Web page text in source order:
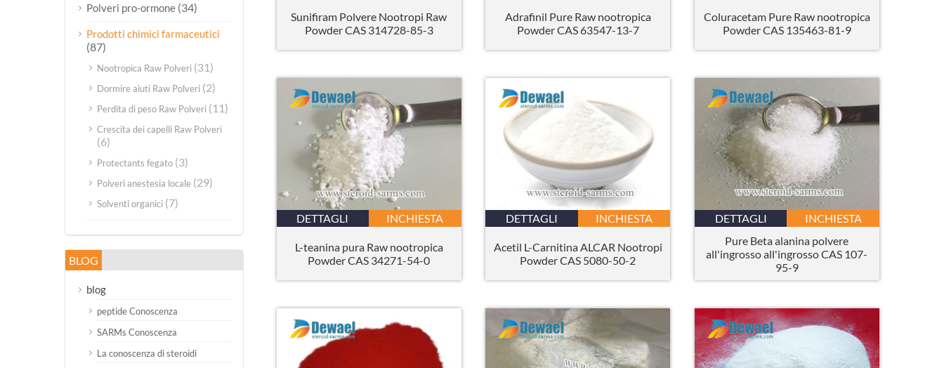
Sunifiram Polvere Nootropi Raw
Powder CAS 314728-85-3
Adrafinil Pure Raw nootropica
Powder CAS 63547-13-7
Coluracetam Pure Raw nootropica
Powder CAS 135463-81-9
DETTAGLI INCHIESTA
L-teanina pura Raw nootropica
Powder CAS 34271-54-0
DETTAGLI INCHIESTA
Acetil L-Carnitina ALCAR Nootropi
Powder CAS 5080-50-2
DETTAGLI
INCHIESTA
Pure Beta alanina polvere
all'ingrosso all'ingrosso CAS 107-
95-9
Polveri pro-ormone (34)
Prodotti chimici farmaceutici
(87)
Nootropica Raw Polveri (31)
Dormire aiuti Raw Polveri (2)
Perdita di peso Raw Polveri (11)
Crescita dei capelli Raw Polveri
(6)
Protectants fegato (3)
Polveri anestesia locale (29)
Solventi organici (7)
BLOG
blog
peptide Conoscenza
SARMs Conoscenza
La conoscenza di steroidi